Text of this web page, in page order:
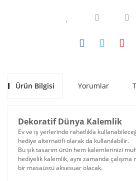
Ürün Bilgisi Yorumlar
Dekoratif Dünya Kalemlik
Ev ve iş yerlerinde rahatlıkla
hediye alternatifi olarak da kullanılabilir.
Bu şık tasarım ürün hem kalemlerinizi
hediyelik kalemlik, aynı zamanda çalışma
bir masaüstü aksesuar olacak.